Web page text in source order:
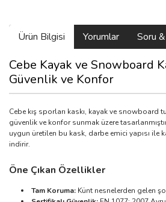
Ürün Bilgisi Yorumlar Soru
Cebe Kayak ve Snowboard
Güvenlik ve Konfor
Cebe kış sporları kaskı, kayak ve snowboard
güvenlik ve konfor sunmak üzere
uygun üretilen bu kask, darbe emici yapısı ile
indirir.
Öne Çıkan Özellikler
Tam Koruma: Künt nesnelerden gelen